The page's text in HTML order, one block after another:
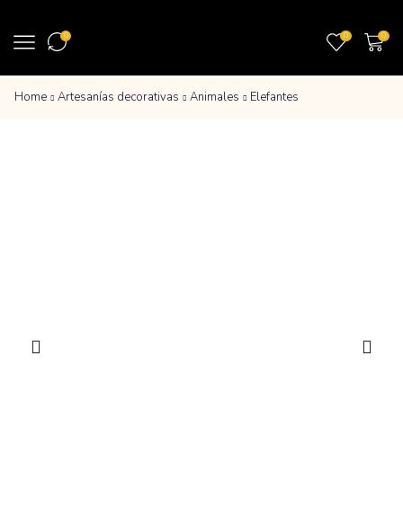
0 0 0
Home Artesanías decorativas Animales Elefantes